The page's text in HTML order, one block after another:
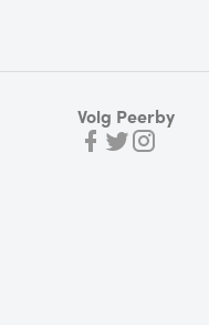
Volg Peerby